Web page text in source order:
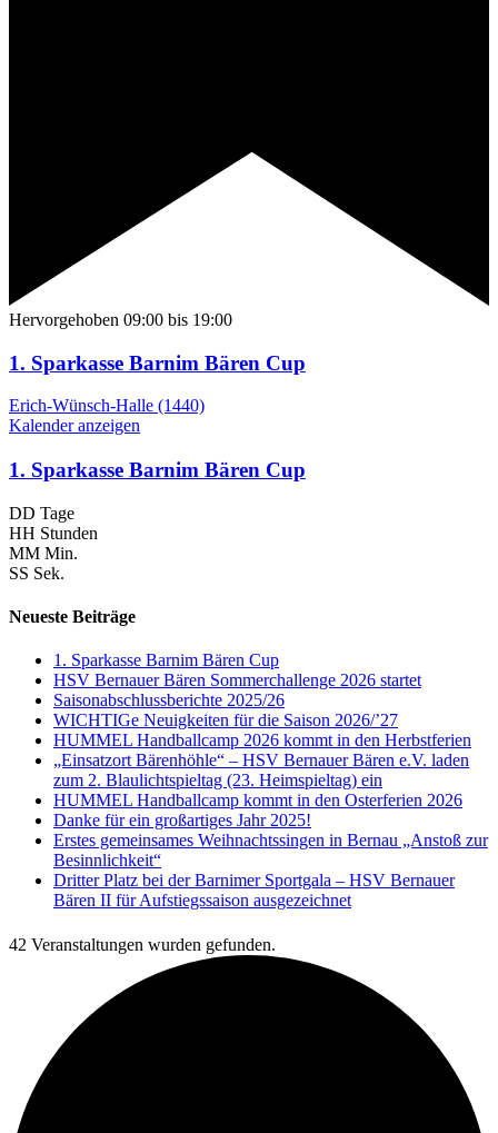
Hervorgehoben 09:00 bis 19:00
1. Sparkasse Barnim Bären Cup
Erich-Wünsch-Halle (1440)
Kalender anzeigen
1. Sparkasse Barnim Bären Cup
DD Tage
HH Stunden
MM Min.
SS Sek.
Neueste Beiträge
1. Sparkasse Barnim Bären Cup
HSV Bernauer Bären Sommerchallenge 2026 startet
Saisonabschlussberichte 2025/26
WICHTIGe Neuigkeiten für die Saison 2026/’27
HUMMEL Handballcamp 2026 kommt in den Herbstferien
„Einsatzort Bärenhöhle“ – HSV Bernauer Bären e.V. laden
zum 2. Blaulichtspieltag (23. Heimspieltag) ein
HUMMEL Handballcamp kommt in den Osterferien 2026
Danke für ein großartiges Jahr 2025!
Erstes gemeinsames Weihnachtssingen in Bernau „Anstoß zur
Besinnlichkeit“
Dritter Platz bei der Barnimer Sportgala – HSV Bernauer
Bären II für Aufstiegssaison ausgezeichnet
42 Veranstaltungen wurden gefunden.